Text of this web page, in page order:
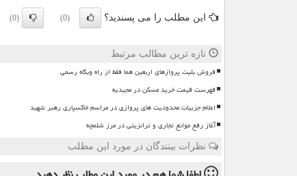
این مطلب را می پسندید؟ (0)
(0)
تازه ترین مطالب مرتبط
فروش بلیت پروازهای اربعین هما فقط از راه وبگاه رسمی
فهرست قیمت خرید مسکن در مجیدیه
اعلام جزییات محدودیت های پروازی در مراسم خاکسپاری رهبر شهید
آغاز رفع موانع تجاری و ترانزیتی در مرز شلمچه
نظرات بینندگان در مورد این مطلب